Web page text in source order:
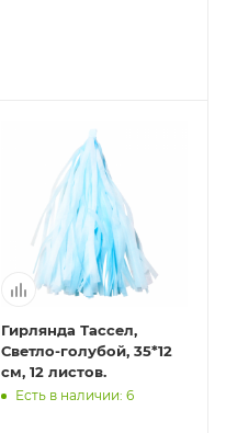
Гирлянда Тассел,
Светло-голубой, 35*12
см, 12 листов.
Есть в наличии: 6